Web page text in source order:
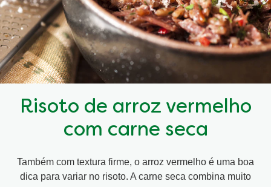
Risoto de arroz vermelho
com carne seca
Também com textura firme, o arroz vermelho é uma boa
dica para variar no risoto. A carne seca combina muito